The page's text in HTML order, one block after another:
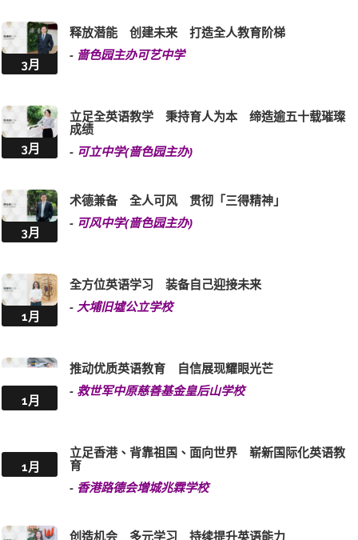
3月
释放潜能 创建未来 打造全人教育阶梯
- 啬色园主办可艺中学
3月
立足全英语教学 秉持育人为本 缔造逾五十载璀璨
成绩
- 可立中学(啬色园主办)
3月
术德兼备 全人可风 贯彻「三得精神」
- 可风中学(啬色园主办)
1月
全方位英语学习 装备自己迎接未来
- 大埔旧墟公立学校
1月
推动优质英语教育 自信展现耀眼光芒
- 救世军中原慈善基金皇后山学校
1月
立足香港、背靠祖国、面向世界 崭新国际化英语教
育
- 香港路德会增城兆霖学校
创造机会 多元学习 持续提升英语能力